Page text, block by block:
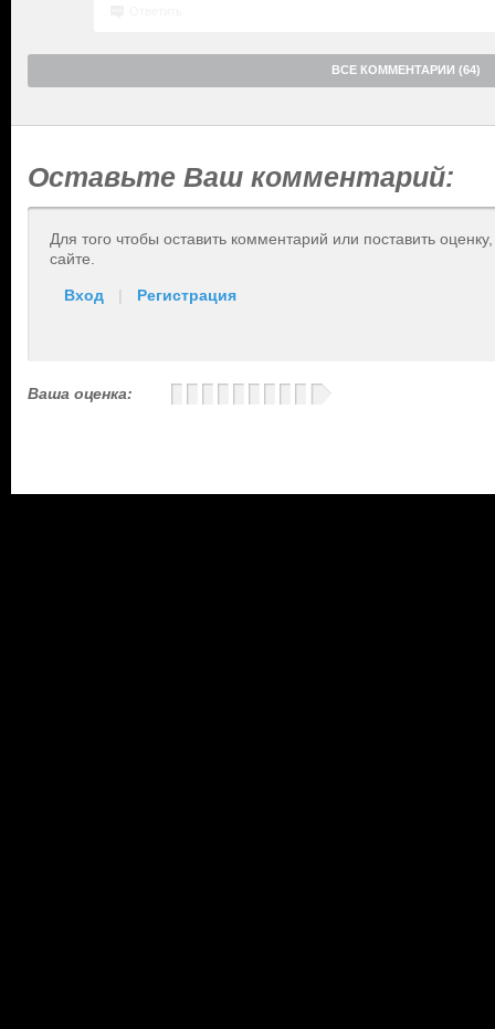
ВСЕ КОММЕНТАРИИ (64)
Оставьте Ваш комментарий:
Для того чтобы оставить комментарий или поставить
сайте.
Вход | Регистрация
Ваша оценка: